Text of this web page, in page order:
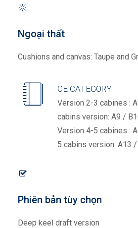
Ngoại thất
Cushions and canvas: Taupe and
CE CATEGORY
Version 2-3 cabines :
cabins version: A9 /
Version 4-5 cabines :
5 cabins version: A13
Phiên bản tùy chọn
Deep keel draft version